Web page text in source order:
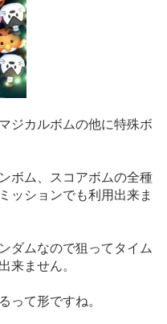
ジカルボムの他に特殊ボ
ボム、スコアボムの全種
ッションでも利用出来ま
ダムなので狙ってタイム
来ません。
って形ですね。